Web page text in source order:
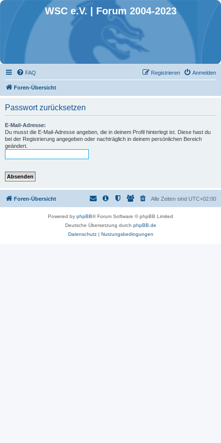
WSC e.V. | Forum 2004-2023
FAQ Anmelden
Registrieren
Foren-Übersicht
Passwort zurücksetzen
E-Mail-Adresse:
Du musst die E-Mail-Adresse angeben, die in deinem Profil hinterlegt ist. Diese hast du
bei der Registrierung angegeben oder nachträglich in deinem persönlichen Bereich
geändert.
Foren-Übersicht Alle Zeiten sind UTC+02:00
Powered by phpBB® Forum Software © phpBB Limited
Deutsche Übersetzung durch phpBB.de
Datenschutz| Nutzungsbedingungen